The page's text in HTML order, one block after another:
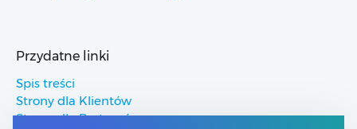
Przydatne linki
Spis treści
Strony dla Klientów
Strony dla Partnerów